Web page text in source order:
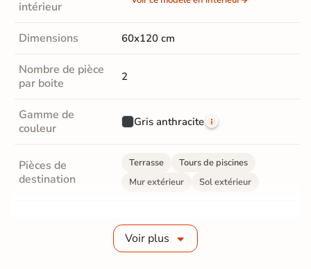
intérieur
Dimensions 60x120 cm
Nombre de pièce
par boite
2
Gamme de
couleur
Gris anthracite
Pièces de
destination
Terrasse
Tours de piscines
Mur extérieur
Sol extérieur
9 mm
Voir plus